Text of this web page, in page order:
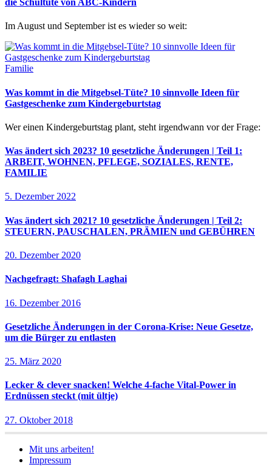
die Schultüte von ABC-Kindern
Im August und September ist es wieder so weit:
Familie
Was kommt in die Mitgebsel-Tüte? 10 sinnvolle Ideen für
Gastgeschenke zum Kindergeburtstag
Wer einen Kindergeburtstag plant, steht irgendwann vor der Frage:
Was ändert sich 2023? 10 gesetzliche Änderungen | Teil 1:
ARBEIT, WOHNEN, PFLEGE, SOZIALES, RENTE,
FAMILIE
5. Dezember 2022
Was ändert sich 2021? 10 gesetzliche Änderungen | Teil 2:
STEUERN, PAUSCHALEN, PRÄMIEN und GEBÜHREN
20. Dezember 2020
Nachgefragt: Shafagh Laghai
16. Dezember 2016
Gesetzliche Änderungen in der Corona-Krise: Neue Gesetze,
um die Bürger zu entlasten
25. März 2020
Lecker & clever snacken! Welche 4-fache Vital-Power in
Erdnüssen steckt (mit ültje)
27. Oktober 2018
Mit uns arbeiten!
Impressum